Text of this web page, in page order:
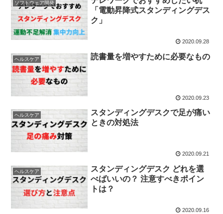
ソフトウェア開発
「電動昇降式スタンディングデス
ク」
2020.09.28
ヘルスケア 読書量を増やすために必要なもの
2020.09.23
ヘルスケア
スタンディングデスクで足が痛い
ときの対処法
2020.09.21
ヘルスケア
スタンディングデスク どれを選
べばいいの？ 注意すべきポイン
トは？
2020.09.16